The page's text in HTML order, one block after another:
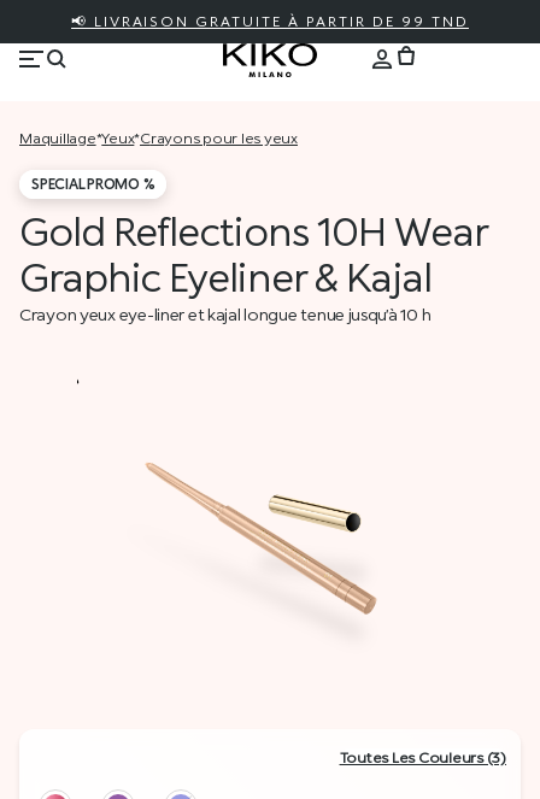
📢 LIVRAISON GRATUITE À PARTIR DE 99 TND
maquillage* yeux* crayons pour les yeux
SPECIAL PROMO %
Gold Reflections 10H Wear
Graphic Eyeliner & Kajal
Crayon yeux eye-liner et kajal longue tenue jusqu’à 10 h
Toutes Les Couleurs (3)